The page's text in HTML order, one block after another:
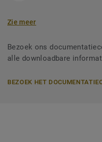
Zie meer
Bezoek ons
alle downloadbare
BEZOEK HET